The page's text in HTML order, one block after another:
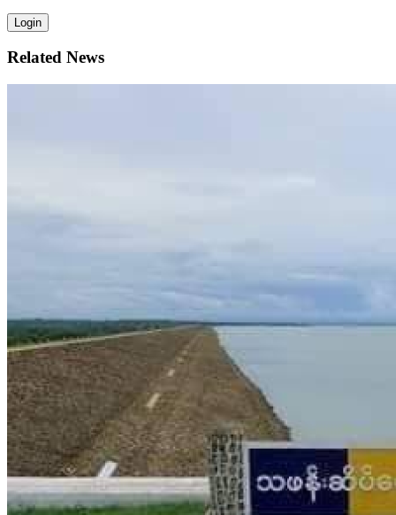
Login
Related News